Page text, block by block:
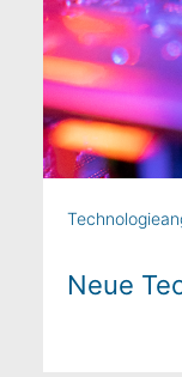
Neue